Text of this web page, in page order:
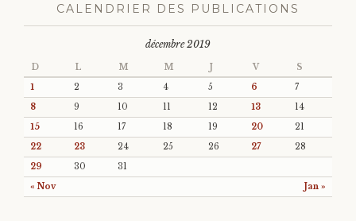
CALENDRIER DES PUBLICATIONS
décembre 2019
D L M M J V S
« Nov Jan »
1 2 3 4 5 6
7
8
9 10 11 12 13
14
15
16 17 18 19 20
21
22
23 24 25 26 27
28
29
30 31